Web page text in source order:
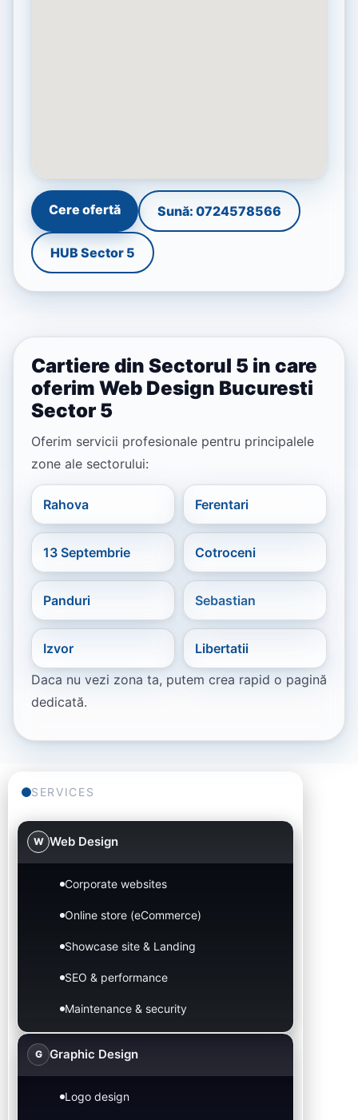
Cere ofertă Sună: 0724578566
HUB Sector 5
Cartiere din Sectorul 5 in care
oferim Web Design Bucuresti
Sector 5
Oferim servicii profesionale pentru principalele
zone ale sectorului:
Rahova Ferentari
13 Septembrie Cotroceni
Panduri Sebastian
Izvor
Libertatii
Daca nu vezi zona ta, putem crea rapid o pagină
dedicată.
SERVICES
W Web Design
Corporate websites
Online store (eCommerce)
Showcase site & Landing
SEO & performance
Maintenance & security
G Graphic Design
Logo design